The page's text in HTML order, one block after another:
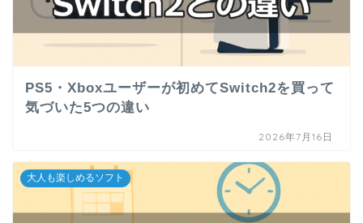
PS5・Xboxユーザーが初めてSwitch2を買って
気づいた5つの違い
2026年7月16日
大人も楽しめるソフト